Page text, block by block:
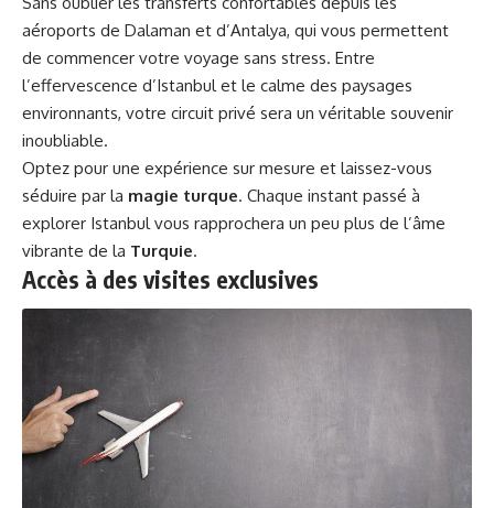
aéroports de Dalaman et d’Antalya, qui vous permettent
de commencer votre voyage sans stress. Entre
l’effervescence d’Istanbul et le calme des paysages
environnants, votre circuit privé sera un véritable souvenir
inoubliable.
Optez pour une expérience sur mesure et laissez-vous
séduire par la magie turque. Chaque instant passé à
explorer Istanbul vous rapprochera un peu plus de l’âme
vibrante de la Turquie.
Accès à des visites exclusives